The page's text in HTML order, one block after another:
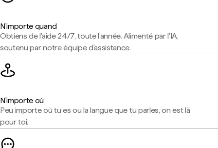
N'importe quand
Obtiens de l'aide 24/7, toute l'année. Alimenté par l'IA,
soutenu par notre équipe d'assistance.
N'importe où
Peu importe où tu es ou la langue que tu parles, on est là
pour toi.